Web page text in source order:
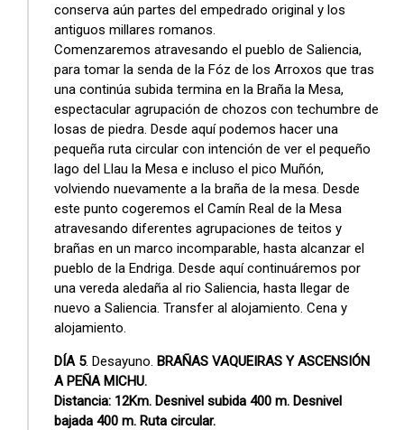
conserva aún partes del empedrado original y los
antiguos millares romanos.
Comenzaremos atravesando el pueblo de Saliencia,
para tomar la senda de la Fóz de los Arroxos que tras
una continúa subida termina en la Braña la Mesa,
espectacular agrupación de chozos con techumbre de
losas de piedra. Desde aquí podemos hacer una
pequeña ruta circular con intención de ver el pequeño
lago del Llau la Mesa e incluso el pico Muñón,
volviendo nuevamente a la braña de la mesa. Desde
este punto cogeremos el Camín Real de la Mesa
atravesando diferentes agrupaciones de teitos y
brañas en un marco incomparable, hasta alcanzar el
pueblo de la Endriga. Desde aquí continuáremos por
una vereda aledaña al rio Saliencia, hasta llegar de
nuevo a Saliencia. Transfer al alojamiento. Cena y
alojamiento.
DÍA 5. Desayuno.BRAÑAS VAQUEIRAS Y ASCENSIÓN
A PEÑA MICHU.
Distancia: 12Km. Desnivel subida 400 m. Desnivel
bajada 400 m. Ruta circular.